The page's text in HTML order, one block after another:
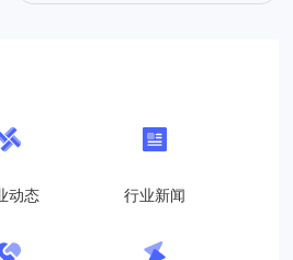
动态 行业新闻